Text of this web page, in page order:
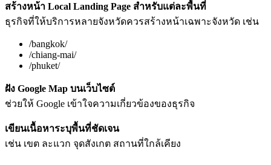
สร้างหน้า Local Landing Page สำหรับแต่ละพื้นที่
ธุรกิจที่ให้บริการหลายจังหวัดควรสร้างหน้าเฉพาะจังหวัด เช่น
/bangkok/
/chiang-mai/
/phuket/
ฝัง Google Map บนเว็บไซต์
ช่วยให้ Google เข้าใจความเกี่ยวข้องของธุรกิจ
เขียนเนื้อหาระบุพื้นที่ชัดเจน
เช่น เขต ละแวก จุดสังเกต สถานที่ใกล้เคียง